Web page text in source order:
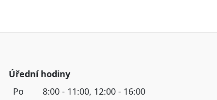
Úřední hodiny
Po
8:00 - 11:00, 12:00 - 16:00